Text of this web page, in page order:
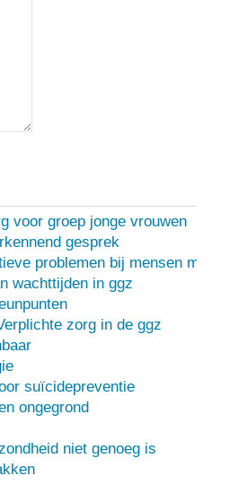
voor groep jonge vrouwen
gesprek
problemen bij mensen met een
wachttijden in ggz
zorg in de ggz
suïcidepreventie
ongegrond
niet genoeg is